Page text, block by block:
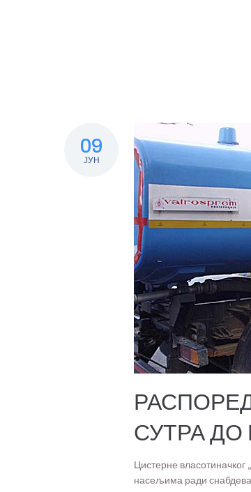
09
ЈУН
СУТРА
Цистерне
насељима ради